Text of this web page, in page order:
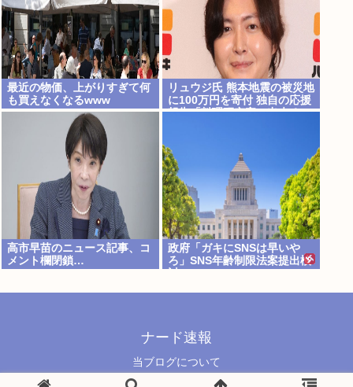
最近の物価、上がりすぎて何
も買えなくなるwww
リュウジ氏 熊本地震の被災地
に100万円を寄付 独自の応援
報告「料理研究家に出来るの
高市早苗のニュース記事、コ
メント欄閉鎖…
政府「ガキにSNSは早いや
ろ」SNS年齢制限法案提出検
討
ナード速報
当ブログについて